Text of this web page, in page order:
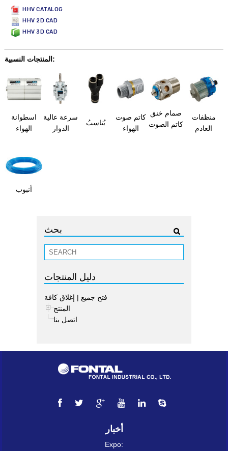
HHV CATALOG
HHV 2D CAD
HHV 3D CAD
المنتجات النسبية:
اسطوانة
الهواء
سرعة عالية
الدوار
يُناسبُ
كاتم صوت
الهواء
صمام خنق
كاتم الصوت
منظفات
العادم
أنبوب
بحث
دليل المنتجات
فتح جميع | إغلاق كافة
المنتج
اتصل بنا
أخبار
Expo: